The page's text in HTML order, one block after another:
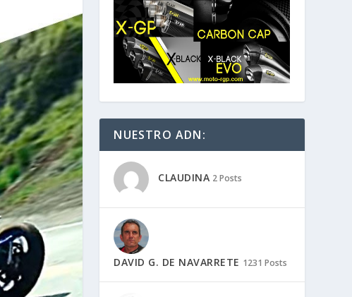
NUESTRO ADN:
CLAUDINA 2 Posts
DAVID G. DE NAVARRETE 1231 Posts